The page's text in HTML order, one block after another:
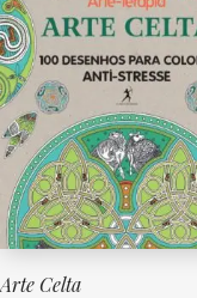
Arte Celta